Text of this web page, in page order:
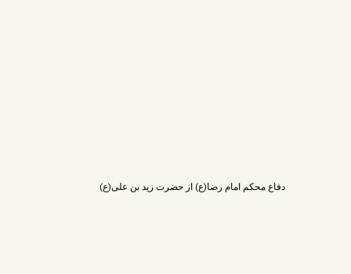
دفاع محکم امام رضا(ع) از حضرت زید بن علی(ع)